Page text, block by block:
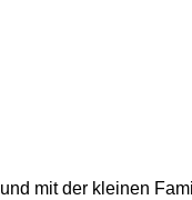
und mit der kleinen